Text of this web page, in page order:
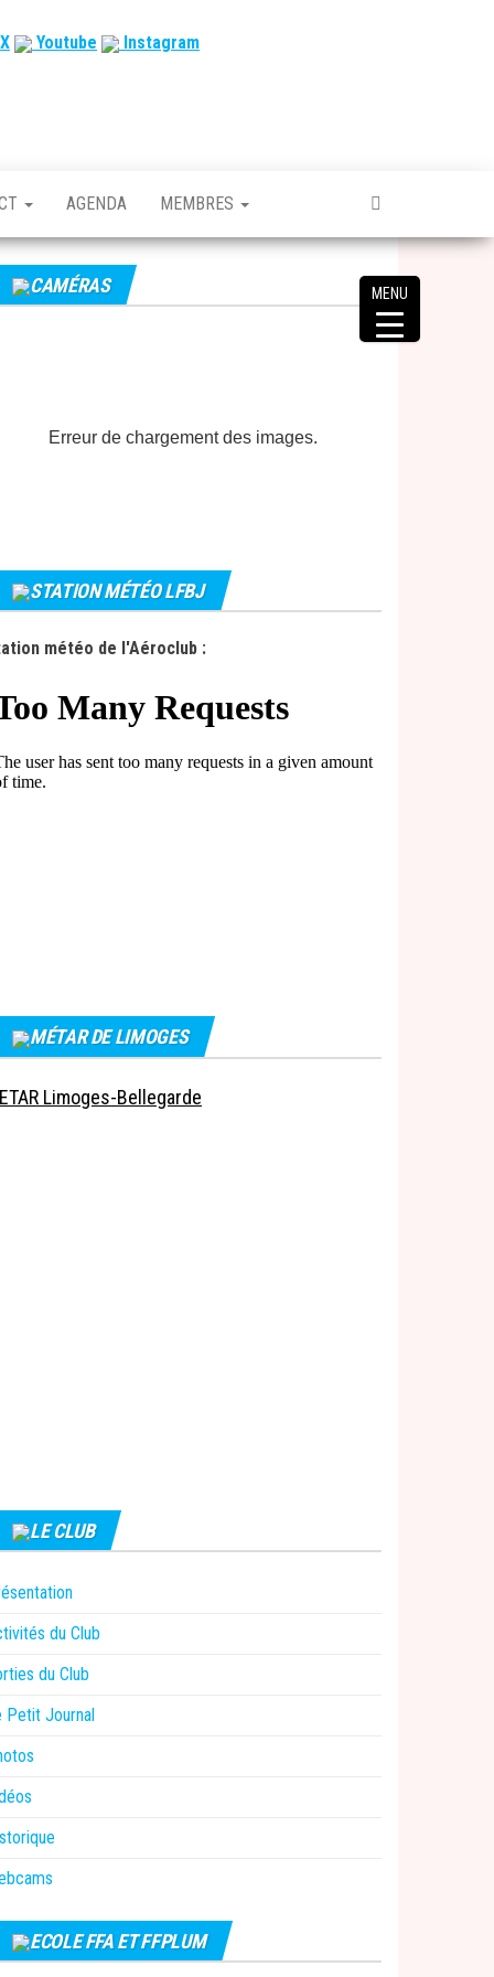
Youtube Instagram
AGENDA MEMBRES
CAMÉRAS
Erreur de chargement des images.
STATION MÉTÉO LFBJ
météo de l'Aéroclub :
MÉTAR DE LIMOGES
Limoges-Bellegarde
LE CLUB
du Club
du Club
Petit Journal
ECOLE FFA ET FFPLUM
MENU